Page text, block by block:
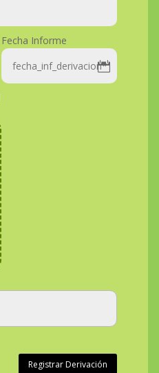
Fecha Informe
Registrar Derivación